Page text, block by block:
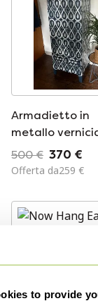
to provide
Armadietto in
metallo
500 € 370 €
Offerta da259 €